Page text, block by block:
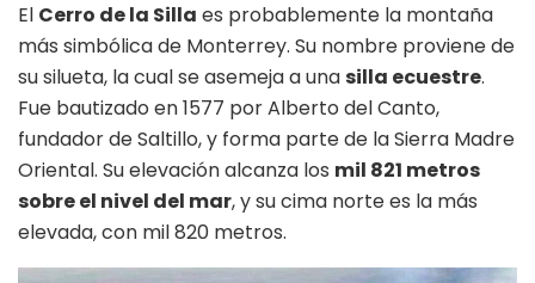
El Cerro de la Silla es probablemente la montaña
más simbólica de Monterrey. Su nombre proviene de
su silueta, la cual se asemeja a unasilla ecuestre.
Fue bautizado en 1577 por Alberto del Canto,
fundador de Saltillo, y forma parte de la Sierra Madre
Oriental. Su elevación alcanza los mil 821 metros
sobre el nivel del mar, y su cima norte es la más
elevada, con mil 820 metros.